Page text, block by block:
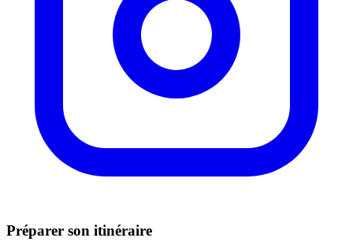
Préparer son itinéraire